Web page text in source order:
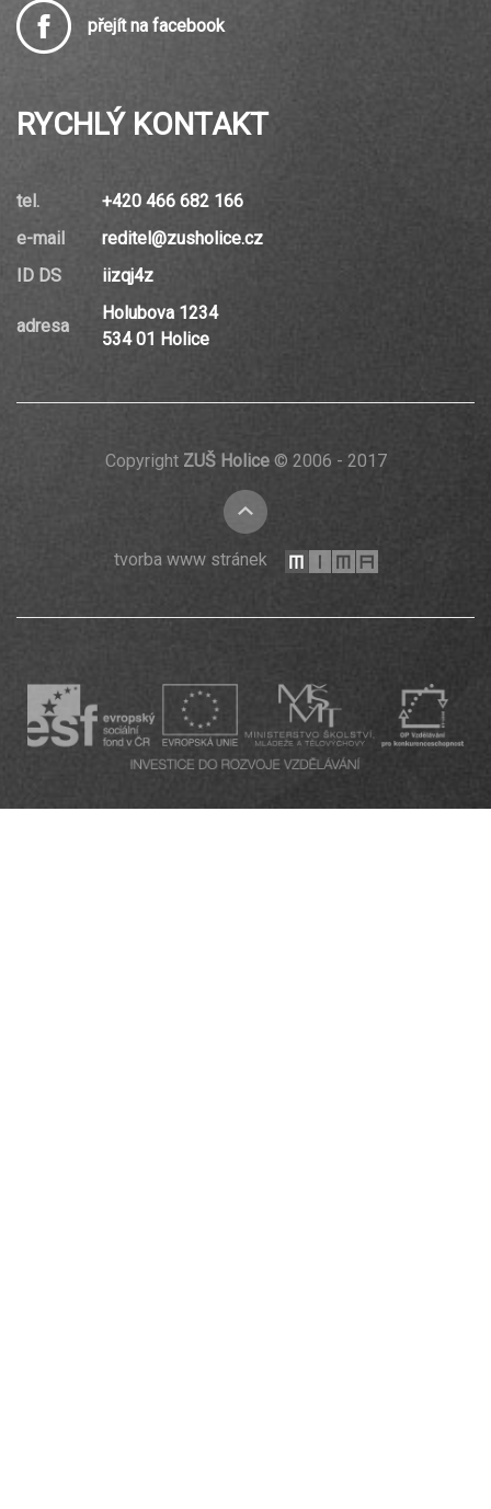
přejít na facebook
RYCHLÝ KONTAKT
tel.
+420 466 682 166
e-mail
reditel@zusholice.cz
ID DS
iizqj4z
adresa
Holubova 1234
534 01 Holice
Copyright ZUŠ Holice© 2006 - 2017
nahoru
tvorba www stránek